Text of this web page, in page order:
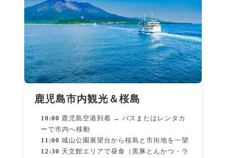
鹿児島市内観光＆桜島
10:00 鹿児島空港到着 → バスまたはレンタカ
ーで市内へ移動
11:00 城山公園展望台から桜島と市街地を一望
12:30 天文館エリアで昼食（黒豚とんかつ・ラ